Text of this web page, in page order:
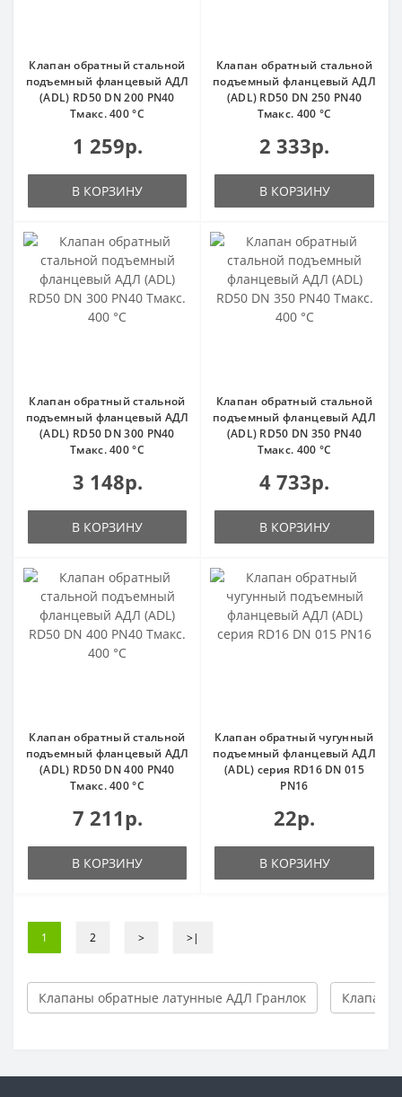
Клапан обратный стальной
подъемный фланцевый АДЛ
(ADL) RD50 DN 200 PN40
Тмакс. 400 °С
1 259р.
В КОРЗИНУ
Клапан обратный стальной
подъемный фланцевый АДЛ
(ADL) RD50 DN 250 PN40
Тмакс. 400 °С
2 333р.
В КОРЗИНУ
Клапан обратный стальной
подъемный фланцевый АДЛ
(ADL) RD50 DN 300 PN40
Тмакс. 400 °С
3 148р.
В КОРЗИНУ
Клапан обратный стальной
подъемный фланцевый АДЛ
(ADL) RD50 DN 350 PN40
Тмакс. 400 °С
4 733р.
В КОРЗИНУ
Клапан обратный стальной
подъемный фланцевый АДЛ
(ADL) RD50 DN 400 PN40
Тмакс. 400 °С
7 211р.
В КОРЗИНУ
Клапан обратный чугунный
подъемный фланцевый АДЛ
(ADL) серия RD16 DN 015
PN16
22р.
В КОРЗИНУ
1 2 > >|
Клапаны обратные латунные АДЛ Гранлок Клапаны